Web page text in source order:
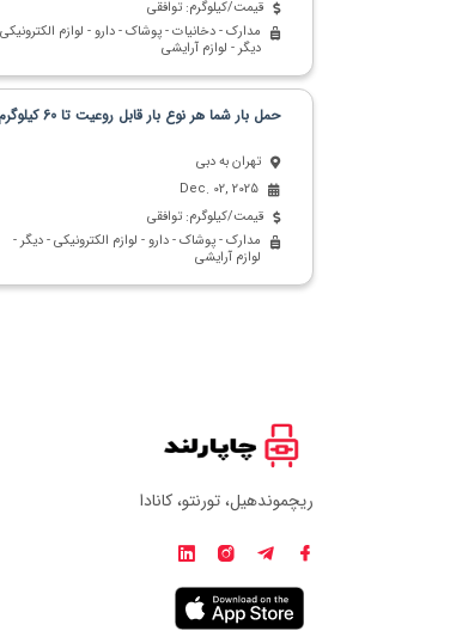
قیمت/کیلوگرم: توافقی
مدارک - دخانیات - پوشاک - دارو - لوازم
دیگر - لوازم آرایشی
حمل بار شما هر نوع بار قابل روعیت تا 60 کیلوگرم
تهران به دبی
Dec. 02, 2025
قیمت/کیلوگرم: توافقی
مدارک - پوشاک - دارو - لوازم الکترونیکی - دیگر -
لوازم آرایشی
ریچموندهیل، تورنتو، کانادا